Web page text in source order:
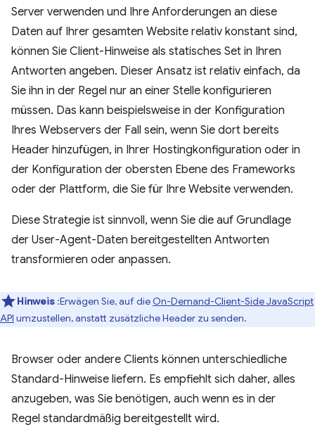
Server verwenden und Ihre Anforderungen an diese
Daten auf Ihrer gesamten Website relativ konstant sind,
können Sie Client-Hinweise als statisches Set in Ihren
Antworten angeben. Dieser Ansatz ist relativ einfach, da
Sie ihn in der Regel nur an einer Stelle konfigurieren
müssen. Das kann beispielsweise in der Konfiguration
Ihres Webservers der Fall sein, wenn Sie dort bereits
Header hinzufügen, in Ihrer Hostingkonfiguration oder in
der Konfiguration der obersten Ebene des Frameworks
oder der Plattform, die Sie für Ihre Website verwenden.
Diese Strategie ist sinnvoll, wenn Sie die auf Grundlage
der User-Agent-Daten bereitgestellten Antworten
transformieren oder anpassen.
Hinweis :Erwägen Sie, auf die On-Demand-Client-Side JavaScript
API umzustellen, anstatt zusätzliche Header zu senden.
Browser oder andere Clients können unterschiedliche
Standard-Hinweise liefern. Es empfiehlt sich daher, alles
anzugeben, was Sie benötigen, auch wenn es in der
Regel standardmäßig bereitgestellt wird.